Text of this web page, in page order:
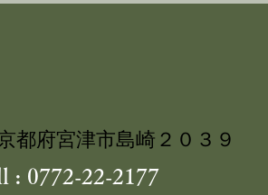
都府宮津市島崎２０３９
: 0772-22-2177